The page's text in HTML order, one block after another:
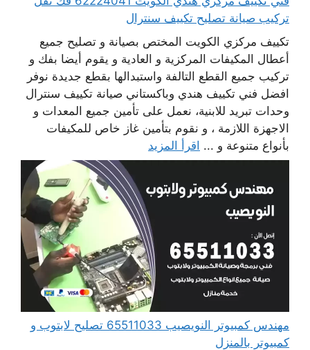
تركيب صيانة تصليح تكييف سنترال
تكييف مركزي الكويت المختص بصيانة و تصليح جميع
أعطال المكيفات المركزية و العادية و يقوم أيضا بفك و
تركيب جميع القطع التالفة واستبدالها بقطع جديدة نوفر
افضل فني تكييف هندي وباكستاني صيانة تكييف سنترال
وحدات تبريد للابنية، نعمل على تأمين جميع المعدات و
الاجهزة اللازمة ، و نقوم بتأمين غاز خاص للمكيفات
بأنواع متنوعة و ... اقرأ المزيد
مهندس كمبيوتر النويصيب 65511033 تصليح لابتوب و
كمبيوتر بالمنزل